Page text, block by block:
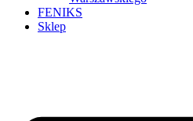
FENIKS
Sklep